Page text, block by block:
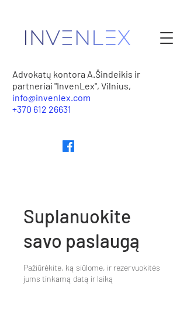
Advokatų kontora A.Šindeikis ir
partneriai "InvenLex", Vilnius,
info@invenlex.com
+370 612 26631
Suplanuokite
savo paslaugą
Pažiūrėkite, ką siūlome, ir rezervuokitės
jums tinkamą datą ir laiką